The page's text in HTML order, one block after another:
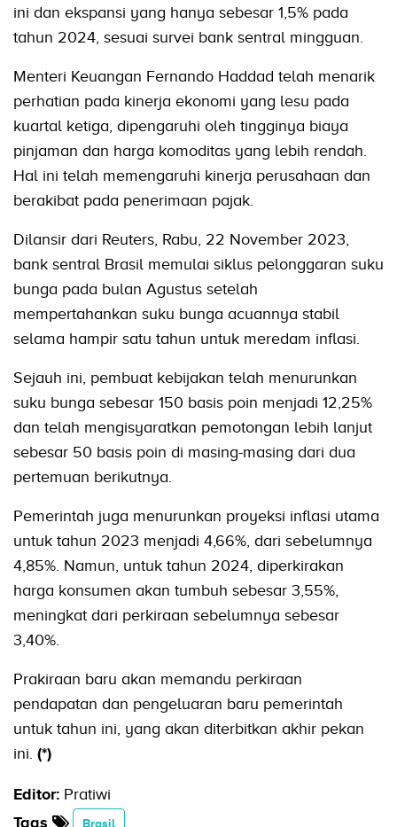
ini dan ekspansi yang hanya sebesar 1,5% pada
tahun 2024, sesuai survei bank sentral mingguan.
Menteri Keuangan Fernando Haddad telah menarik
perhatian pada kinerja ekonomi yang lesu pada
kuartal ketiga, dipengaruhi oleh tingginya biaya
pinjaman dan harga komoditas yang lebih rendah.
Hal ini telah memengaruhi kinerja perusahaan dan
berakibat pada penerimaan pajak.
Dilansir dari Reuters, Rabu, 22 November 2023,
bank sentral Brasil memulai siklus pelonggaran suku
bunga pada bulan Agustus setelah
mempertahankan suku bunga acuannya stabil
selama hampir satu tahun untuk meredam inflasi.
Sejauh ini, pembuat kebijakan telah menurunkan
suku bunga sebesar 150 basis poin menjadi 12,25%
dan telah mengisyaratkan pemotongan lebih lanjut
sebesar 50 basis poin di masing-masing dari dua
pertemuan berikutnya.
Pemerintah juga menurunkan proyeksi inflasi utama
untuk tahun 2023 menjadi 4,66%, dari sebelumnya
4,85%. Namun, untuk tahun 2024, diperkirakan
harga konsumen akan tumbuh sebesar 3,55%,
meningkat dari perkiraan sebelumnya sebesar
3,40%.
Prakiraan baru akan memandu perkiraan
pendapatan dan pengeluaran baru pemerintah
untuk tahun ini, yang akan diterbitkan akhir pekan
ini. (*)
Editor: Pratiwi
Tags
Brasil